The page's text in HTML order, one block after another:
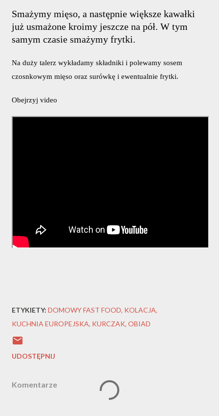
Smażymy mięso, a następnie większe kawałki
już usmażone kroimy jeszcze na pół. W tym
samym czasie smażymy frytki.
Na duży talerz wykładamy składniki i polewamy sosem
czosnkowym mięso oraz surówkę i ewentualnie frytki.
Obejrzyj video
ETYKIETY: DOMOWY FAST FOOD KOLACJA
KUCHNIA EUROPEJSKA KURCZAK OBIAD
UDOSTĘPNIJ
Komentarze